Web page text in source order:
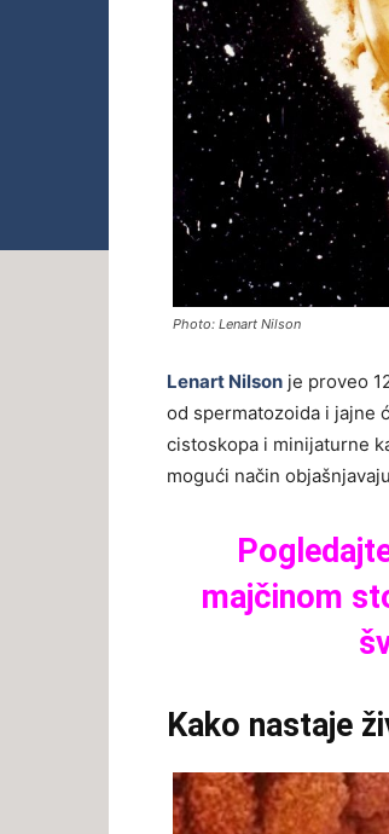
Photo: Lenart Nilson
Lenart Nilson je proveo
od spermatozoida i jajne
cistoskopa i minijaturne
mogući način
majčinom
Kako nastaje